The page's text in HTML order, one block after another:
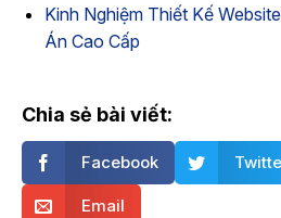
Kinh Nghiệm Thiết Kế
Án Cao Cấp
Chia sẻ bài viết:
Facebook
Email